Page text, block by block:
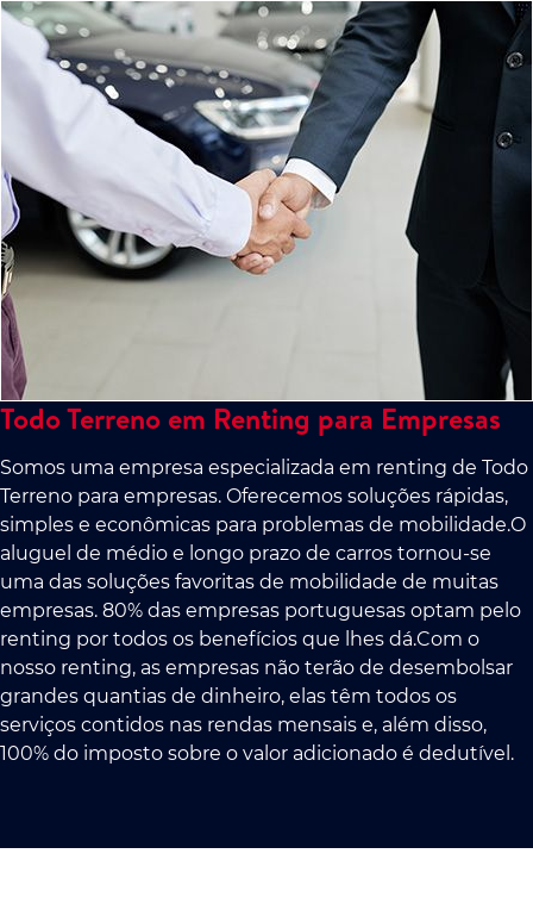
Todo Terreno em Renting para Empresas
Somos uma empresa especializada em renting de Todo
Terreno para empresas. Oferecemos soluções rápidas,
simples e econômicas para problemas de mobilidade.O
aluguel de médio e longo prazo de carros tornou-se
uma das soluções favoritas de mobilidade de muitas
empresas. 80% das empresas portuguesas optam pelo
renting por todos os benefícios que lhes dá.Com o
nosso renting, as empresas não terão de desembolsar
grandes quantias de dinheiro, elas têm todos os
serviços contidos nas rendas mensais e, além disso,
100% do imposto sobre o valor adicionado é dedutível.